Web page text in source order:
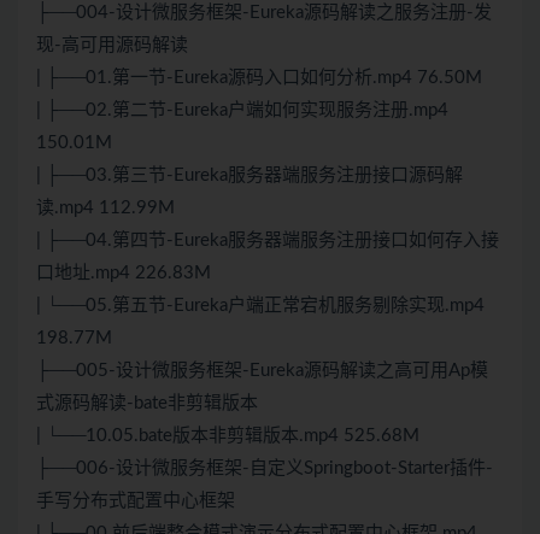
├──004-设计微服务框架-Eureka源码解读之服务注册-发
现-高可用源码解读
| ├──01.第一节-Eureka源码入口如何分析.mp4 76.50M
| ├──02.第二节-Eureka户端如何实现服务注册.mp4
150.01M
| ├──03.第三节-Eureka服务器端服务注册接口源码解
读.mp4 112.99M
| ├──04.第四节-Eureka服务器端服务注册接口如何存入接
口地址.mp4 226.83M
| └──05.第五节-Eureka户端正常宕机服务剔除实现.mp4
198.77M
├──005-设计微服务框架-Eureka源码解读之高可用Ap模
式源码解读-bate非剪辑版本
| └──10.05.bate版本非剪辑版本.mp4 525.68M
├──006-设计微服务框架-自定义Springboot-Starter插件-
手写分布式配置中心框架